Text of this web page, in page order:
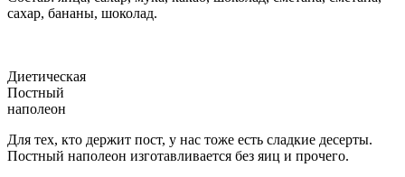
сахар, бананы, шоколад.
Диетическая
Постный
наполеон
Для тех, кто держит пост, у нас тоже есть сладкие десерты.
Постный наполеон изготавливается без яиц и прочего.